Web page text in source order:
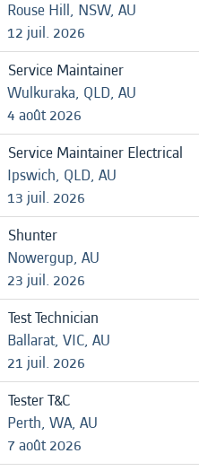
Rouse Hill, NSW, AU
12 juil. 2026
Service Maintainer
Wulkuraka, QLD, AU
4 août 2026
Service Maintainer Electrical
Ipswich, QLD, AU
13 juil. 2026
Shunter
Nowergup, AU
23 juil. 2026
Test Technician
Ballarat, VIC, AU
21 juil. 2026
Tester T&C
Perth, WA, AU
7 août 2026